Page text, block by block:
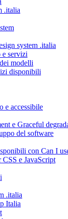
.italia
system .italia
e servizi
modelli
disponibili
e accessibile
e Graceful
del software
con Can I
CSS e JavaScript
.italia
Italia